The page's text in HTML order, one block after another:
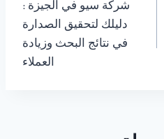
شركة سيو في الجيزة :
دليلك لتحقيق الصدارة
في نتائج البحث وزيادة
العملاء